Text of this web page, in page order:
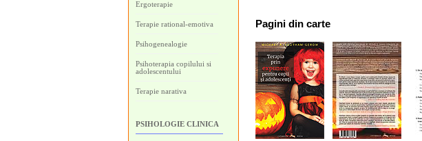
Ergoterapie
Terapie rational-emotiva
Psihogenealogie
Psihoterapia copilului si
adolescentului
Terapie narativa
PSIHOLOGIE CLINICA
Pagini din carte